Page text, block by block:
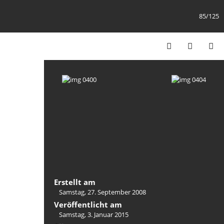
85/125
Erstellt am
Samstag, 27. September 2008
Veröffentlicht am
Samstag, 3. Januar 2015